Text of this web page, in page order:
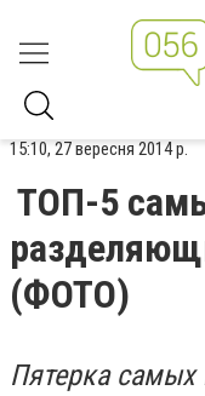
15:10, 27 вересня 2014 р.
ТОП-5
(ФОТО)
Пятерка самых